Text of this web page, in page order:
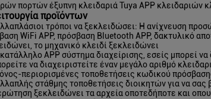
πορτών έξυπνη κλειδαριά Tuya APP κλειδαριών
προϊόντων
τρόποι να ξεκλειδώσει: Η ανίχνευση
WiFi APP, πρόσβαση Bluetooth APP, δακτυλικό
το μηχανικό κλειδί ξεκλειδώνει
APP σύστημα διαχείρισης, εσείς μπορεί
να διαχειριστείτε έναν μεγάλο αριθμό
περιορισμένες τοποθετήσεις κωδικού
στάθμης τοποθετήσεις διοικητών για να σας
ξεκλειδώνει τα αρχεία οποτεδήποτε και